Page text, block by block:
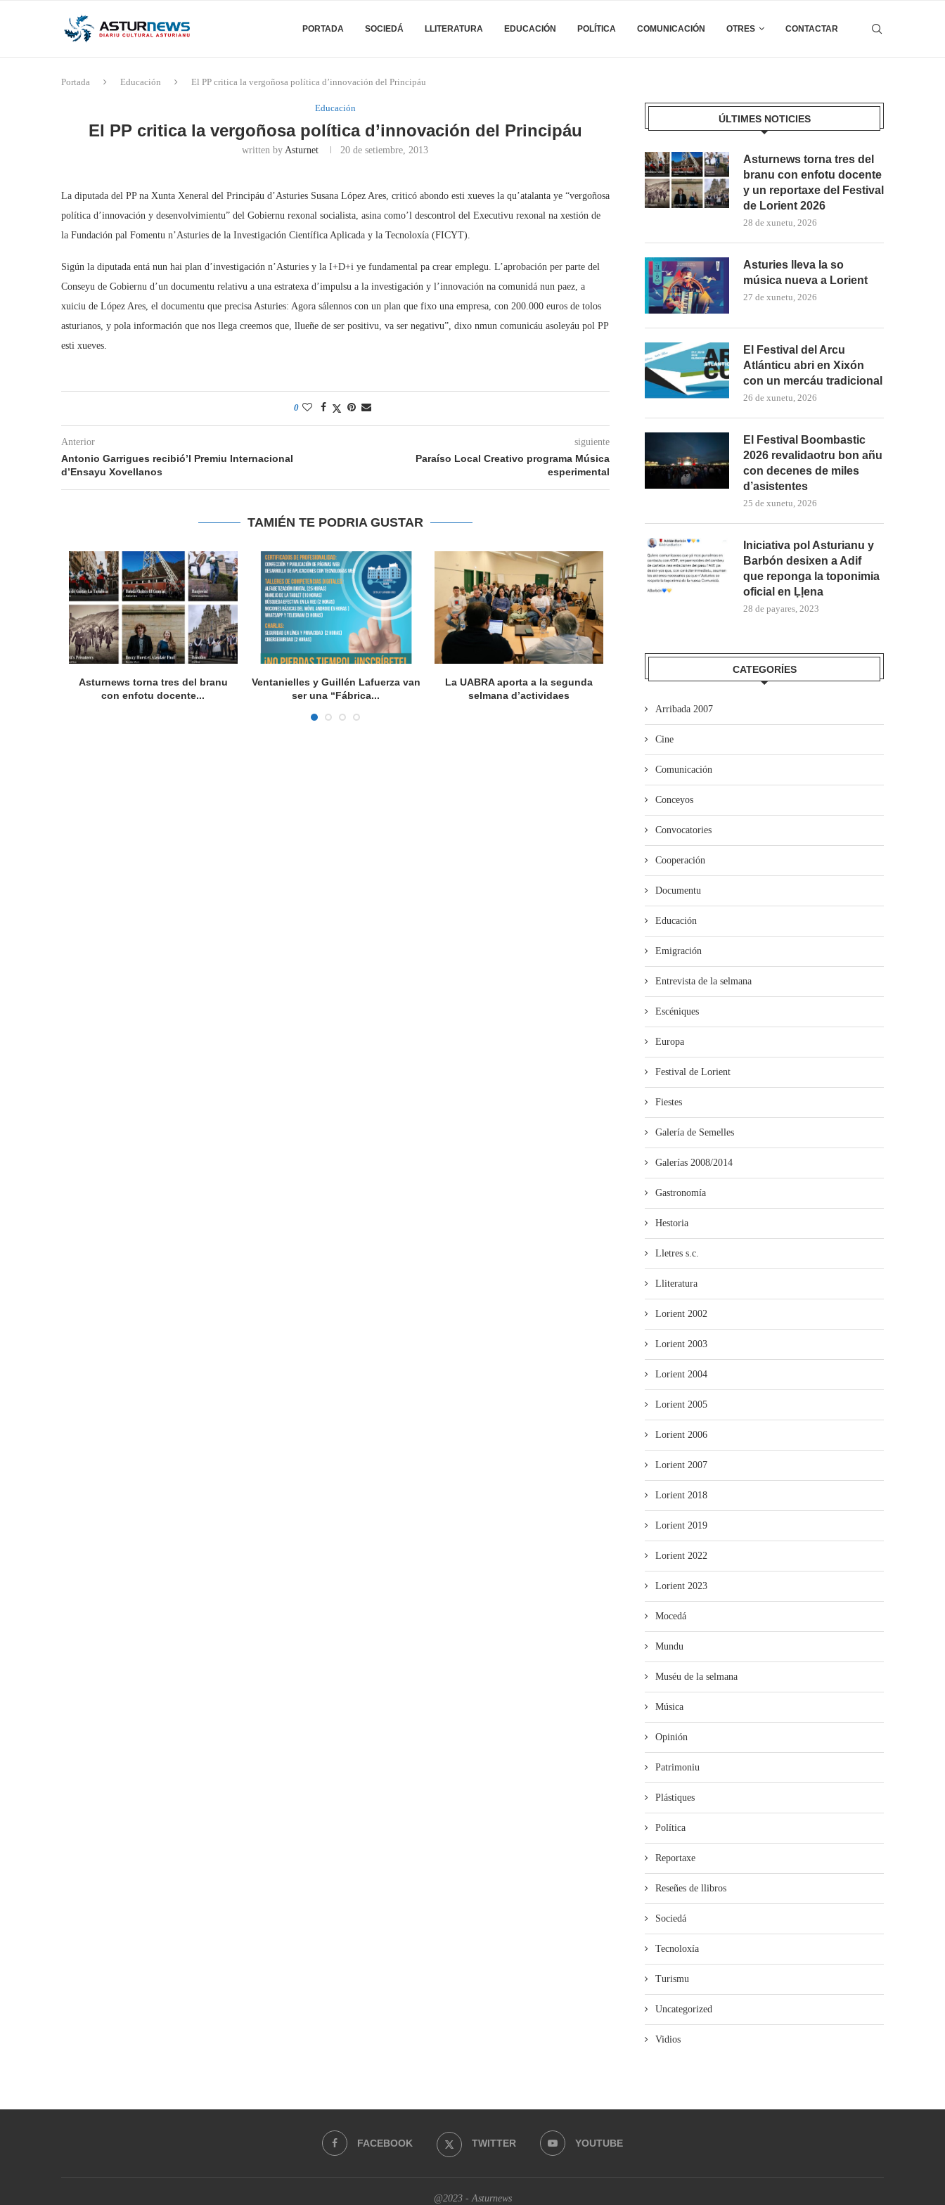
PORTADA SOCIEDÁ LLITERATURA EDUCACIÓN POLÍTICA COMUNICACIÓN OTRES CONTACTAR
Portada Educación El PP critica la vergoñosa política d’innovación del Principáu
Educación
El PP critica la vergoñosa política d’innovación del Principáu
written byAsturnet 20 de setiembre, 2013
La diputada del PP na Xunta Xeneral del Principáu d’Asturies Susana López Ares, criticó abondo esti xueves la qu’atalanta ye “vergoñosa
política d’innovación y desenvolvimientu” del Gobiernu rexonal socialista, asina como’l descontrol del Executivu rexonal na xestión de
la Fundación pal Fomentu n’Asturies de la Investigación Científica Aplicada y la Tecnoloxía (FICYT).
Sigún la diputada entá nun hai plan d’investigación n’Asturies y la I+D+i ye fundamental pa crear emplegu. L’aprobación per parte del
Conseyu de Gobiernu d’un documentu relativu a una estratexa d’impulsu a la investigación y l’innovación na comunidá nun paez, a
xuiciu de López Ares, el documentu que precisa Asturies: Agora sálennos con un plan que fixo una empresa, con 200.000 euros de tolos
asturianos, y pola información que nos llega creemos que, llueñe de ser positivu, va ser negativu”, dixo nmun comunicáu asoleyáu pol PP
esti xueves.
0
Anterior
Antonio Garrigues recibió’l Premiu Internacional
d’Ensayu Xovellanos
siguiente
Paraíso Local Creativo programa Música
esperimental
TAMIÉN TE PODRIA GUSTAR
Asturnews torna tres del branu
con enfotu docente...
Ventanielles y Guillén Lafuerza van
ser una “Fábrica...
La UABRA aporta a la segunda
selmana d’actividaes
L’ALLA abre’l plazu pa los cursos
“Misteriu nel Soterrañu”
ÚLTIMES NOTICIES
Asturnews torna tres del
branu con enfotu docente
y un reportaxe del Festival
de Lorient 2026
28 de xunetu, 2026
Asturies lleva la so
música nueva a Lorient
27 de xunetu, 2026
El Festival del Arcu
Atlánticu abri en Xixón
con un mercáu tradicional
26 de xunetu, 2026
El Festival Boombastic
2026 revalidaotru bon añu
con decenes de miles
d’asistentes
25 de xunetu, 2026
Iniciativa pol Asturianu y
Barbón desixen a Adif
que reponga la toponimia
oficial en Ḷḷena
28 de payares, 2023
CATEGORÍES
Arribada 2007
Cine
Comunicación
Conceyos
Convocatories
Cooperación
Documentu
Educación
Emigración
Entrevista de la selmana
Escéniques
Europa
Festival de Lorient
Fiestes
Galería de Semelles
Galerías 2008/2014
Gastronomía
Hestoria
Lletres s.c.
Lliteratura
Lorient 2002
Lorient 2003
Lorient 2004
Lorient 2005
Lorient 2006
Lorient 2007
Lorient 2018
Lorient 2019
Lorient 2022
Lorient 2023
Mocedá
Mundu
Muséu de la selmana
Música
Opinión
Patrimoniu
Plástiques
Política
Reportaxe
Reseñes de llibros
Sociedá
Tecnoloxía
Turismu
Uncategorized
Vidios
FACEBOOK TWITTER YOUTUBE
@2023 - Asturnews